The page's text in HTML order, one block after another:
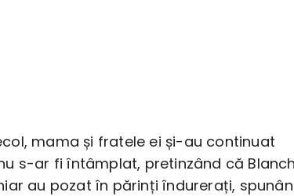
mama și fratele ei și-au continuat
s-ar fi întâmplat, pretinzând că
au pozat în părinți îndurerați,